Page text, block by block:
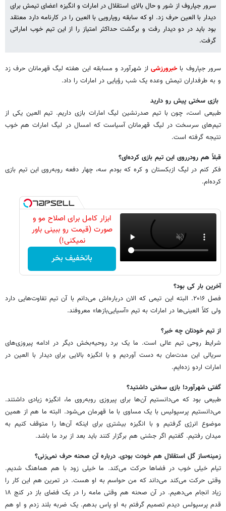
سرور جپاروف از شور و حال بالای استقلال در امارات و انگیزه اعضای تیمش برای
دیدار با العین حرف زد. او که سابقه رویارویی با العین را در کارنامه دارد معتقد
بود باید در دو دیدار رفت و برگشت حداکثر امتیاز را از این تیم خوب اماراتی
گرفت.
سرور جپاروف باخبرورزشیاز شهرآورد و مسابقه این هفته لیگ قهرمانان حرف زد
و به طرفداران تیمش وعده یک شب رؤیایی در امارات را داد.
بازی سختی پیش ‌رو دارید
طبیعی است، چون با تیم صدرنشین لیگ امارات بازی داریم. تیم العین یکی از
تیم‌های سرسخت در لیگ قهرمانان آسیاست که امسال در لیگ امارات هم خوب
نتیجه گرفته است.
قبلاً هم رودرروی این تیم بازی کرده‌ای؟
فکر کنم در لیگ ازبکستان و کره که بودم سه، چهار دفعه روبه‌روی این تیم بازی
کرده‌ام.
ابزار کامل برای اصلاح مو و
صورت (قیمت رو ببینی باور
نمیکنی!)
باتخفیف بخر
آخرین بار کی بود؟
فصل ۲۰۱۶. البته این تیمی که الان درباره‌‌اش می‌دانم با آن تیم تفاوت‌هایی دارد
ولی کلاً العینی‌ها در امارات به تیم «آسیایی‌بازها» معروفند.
از تیم خودتان چه خبر؟
شرایط روحی تیم عالی است. ما یک برد روحیه‌بخش دیگر در ادامه پیروزی‌های
سریالی این مدت‌مان به دست آوردیم و با انگیزه بالایی برای دیدار با العین در
امارات اردو زده‌ایم.
گفتی شهرآورد! بازی سختی داشتید؟
طبیعی بود که می‌دانستیم آن‌ها برای پیروزی روبه‌روی ما، انگیزه زیادی داشتند.
می‌دانستیم پرسپولیس با یک مساوی با ما قهرمان می‌شود. البته ما هم از همین
موضوع انرژی گرفتیم و با انگیزه بیشتری برای اینکه آن‌ها را متوقف کنیم به
میدان رفتیم. گفتیم اگر جشنی هم برگزار کنند باید بعد از برد ما باشد.
زمینه‌ساز گل استقلال هم خودت بودی. درباره آن صحنه حرف نمی‌زنی؟
تیام خیلی خوب در فضاها حرکت می‌کند. ما خیلی زود با هم هماهنگ شدیم.
وقتی حرکت می‌کند می‌داند که من حواسم به او هست. در تمرین هم این کار را
زیاد انجام می‌دهیم. در آن صحنه هم وقتی مامه را در یک فضای باز در کنج ۱۸
قدم پرسپولس دیدم تصمیم گرفتم به او پاس بدهم. یک ضربه بلند زدم و او هم